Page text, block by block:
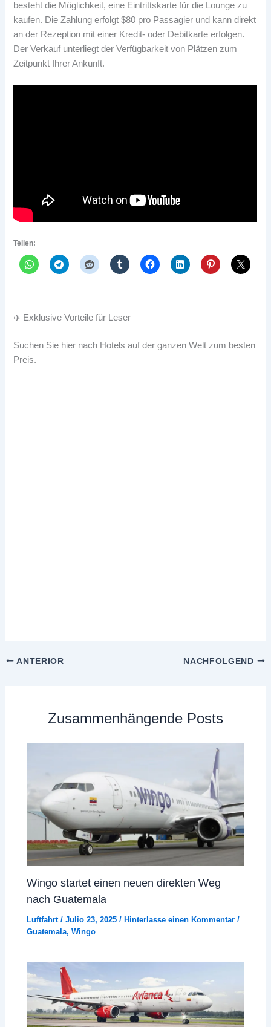
besteht die Möglichkeit, eine Eintrittskarte für die Lounge zu
kaufen. Die Zahlung erfolgt $80 pro Passagier und kann direkt
an der Rezeption mit einer Kredit- oder Debitkarte erfolgen.
Der Verkauf unterliegt der Verfügbarkeit von Plätzen zum
Zeitpunkt Ihrer Ankunft.
Teilen:
✈️ Exklusive Vorteile für Leser
Suchen Sie hier nach Hotels auf der ganzen Welt zum besten
Preis.
ANTERIOR NACHFOLGEND
Zusammenhängende Posts
Wingo startet einen neuen direkten Weg
nach Guatemala
Luftfahrt/Julio 23, 2025/ Hinterlasse einen Kommentar /
Guatemala,Wingo